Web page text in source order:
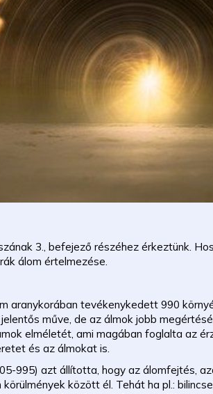
3., befejező részéhez érkeztünk.
álom értelmezése.
aranykorában tevékenykedett 990
műve, de az álmok jobb
elméletét, ami magában foglalta az
és az álmokat is.
995) azt állította, hogy az álomfejtés,
között él. Tehát ha pl.: